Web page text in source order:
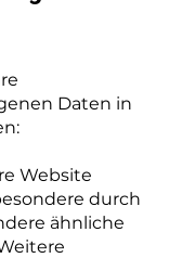
Daten in
Website
durch
ähnliche